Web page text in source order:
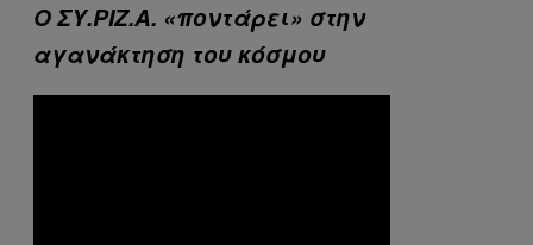
Ο ΣΥ.ΡΙΖ.Α. «ποντάρει» στην
αγανάκτηση του κόσμου